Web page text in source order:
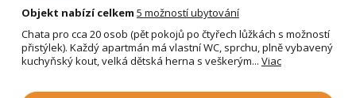
Objekt nabízí celkem 5 možností ubytování
Chata pro cca 20 osob (pět pokojů po čtyřech lůžkách s možností
přistýlek). Každý apartmán má vlastní WC, sprchu, plně vybavený
kuchyňský kout, velká dětská herna s veškerým... Viac